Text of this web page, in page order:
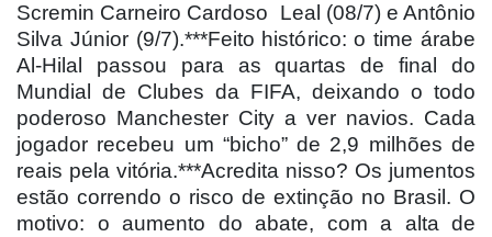
Scremin Carneiro Cardoso
Leal (08/7) e Antônio
Silva Júnior (9/7).***Feito histórico: o time árabe
Al-Hilal passou para as quartas de final do
Mundial de Clubes da FIFA, deixando o todo
poderoso Manchester City a ver navios. Cada
jogador recebeu um “bicho” de 2,9 milhões de
reais pela vitória.***Acredita nisso? Os jumentos
estão correndo o risco de extinção no Brasil. O
motivo: o aumento do abate, com a alta de